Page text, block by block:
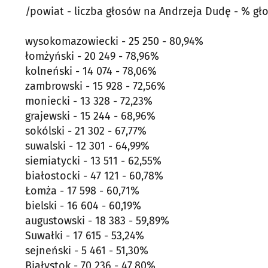
/powiat - liczba głosów na Andrzeja Dudę - %
wysokomazowiecki - 25 250 - 80,94%
łomżyński - 20 249 - 78,96%
kolneński - 14 074 - 78,06%
zambrowski - 15 928 - 72,56%
moniecki - 13 328 - 72,23%
grajewski - 15 244 - 68,96%
sokólski - 21 302 - 67,77%
suwalski - 12 301 - 64,99%
siemiatycki - 13 511 - 62,55%
białostocki - 47 121 - 60,78%
Łomża - 17 598 - 60,71%
bielski - 16 604 - 60,19%
augustowski - 18 383 - 59,89%
Suwałki - 17 615 - 53,24%
sejneński - 5 461 - 51,30%